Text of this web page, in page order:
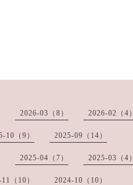
2026-03（8） 2026-02（4）
10（9） 2025-09（14）
2025-04（7） 2025-03（4）
（10） 2024-10（10）